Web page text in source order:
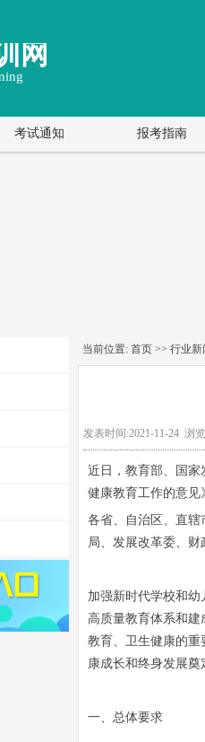
考试通知 报考指南
网
当前位置: 首页 >> 行业新
发表时间:2021-11-24 浏
近日，教育部、国
健康教育工作的意见
各省、自治区、直辖
局、发展改革委、财
加强新时代学校和
高质量教育体系和
教育、卫生健康的重
康成长和终身发展奠
一、总体要求